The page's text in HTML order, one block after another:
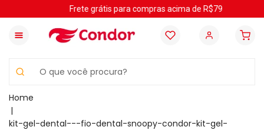
Frete grátis para compras acima de R$79
kit-gel-dental---fio-dental-snoopy-condor-kit-gel-